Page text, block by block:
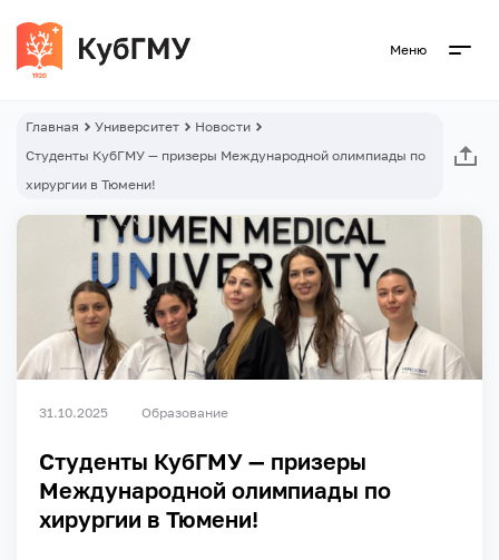
Меню
Главная Университет
Новости
Студенты КубГМУ — призеры Международной олимпиады по
хирургии в Тюмени!
31.10.2025 Образование
Студенты КубГМУ — призеры
Международной олимпиады по
хирургии в Тюмени!